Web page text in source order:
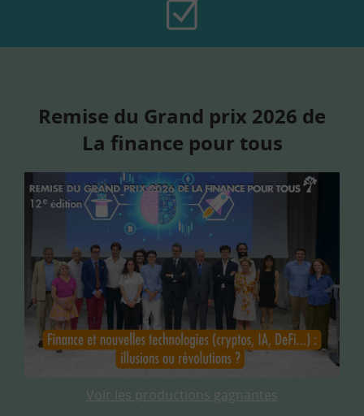
Remise du Grand prix 2026 de
La finance pour tous
Voir les productions gagnantes